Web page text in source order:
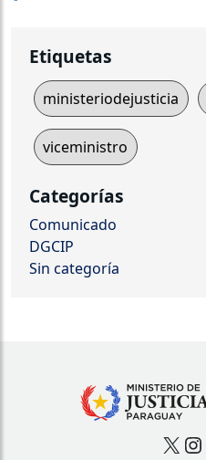
Etiquetas
ministeriodejusticia
viceministro
Categorías
Comunicado
DGCIP
Sin categoría
X